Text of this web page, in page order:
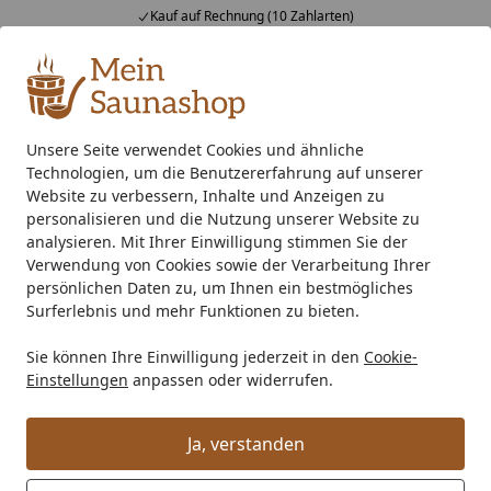
Unsere Seite verwendet Cookies und ähnliche
Technologien, um die Benutzererfahrung auf unserer
Website zu verbessern, Inhalte und Anzeigen zu
personalisieren und die Nutzung unserer Website zu
analysieren. Mit Ihrer Einwilligung stimmen Sie der
Verwendung von Cookies sowie der Verarbeitung Ihrer
persönlichen Daten zu, um Ihnen ein bestmögliches
Surferlebnis und mehr Funktionen zu bieten.
Sie können Ihre Einwilligung jederzeit in den Cookie-
Einstellungen anpassen oder widerrufen.
Ja, verstanden
Kauf auf Rechnung (10 Zahlarten)
Alle Produkte
Mein Konto
Suchen
Startseite
Saunaofen 400 V Starkstrom Saunaofen Standard
Weka Saunaofen-Set 10 inkl. 5,4 kW
Kompakt-Ofen, Saunasteine,
integrierte Steuerung